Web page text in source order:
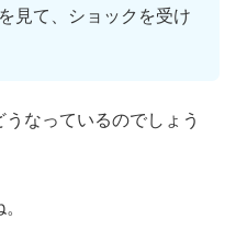
見て、ショックを受け
うなっているのでしょう